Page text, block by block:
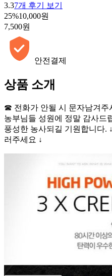
3.37개 후기 보기
25%10,000원
7,500원
안전결제
상품 소개
☎ 전화가 안될 시 문자남겨
농부님들 성원에 정말 감사
풍성한 농사되길 기원합니다.
러주세요 ↓